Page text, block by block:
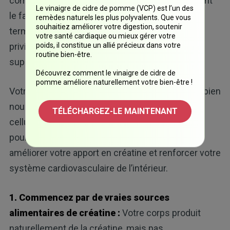
le faire de manière sûre et bénéfique sur le long
terme. Je recommande de commencer par
privilégier l’alimentation, puis d’utiliser la
supplémentation uniquement si nécessaire.
Votre système vasculaire prospère lorsqu’il est bien
nourri en nutriments qui soutiennent l’énergie
cellulaire. La créatine est l’un des plus efficaces
pour cette fonction. Voici cinq étapes pour
améliorer votre apport en créatine et renforcer votre
système cardiovasculaire de l’intérieur.
1. Commencez par de vraies sources
alimentaires de créatine : Votre corps produit
Le vinaigre de cidre de pomme (VCP) est l’un des
remèdes naturels les plus polyvalents. Que vous
souhaitiez améliorer votre digestion, soutenir
votre santé cardiaque ou mieux gérer votre
poids, il constitue un allié précieux dans votre
routine bien-être.
Découvrez comment le vinaigre de cidre de
pomme améliore naturellement votre bien-être !
TÉLÉCHARGEZ-LE MAINTENANT